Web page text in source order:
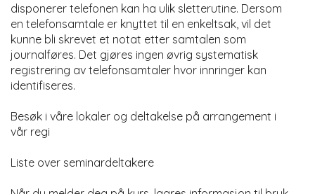
disponerer telefonen kan ha ulik sletterutine. Dersom
en telefonsamtale er knyttet til en enkeltsak, vil det
kunne bli skrevet et notat etter samtalen som
journalføres. Det gjøres ingen øvrig systematisk
registrering av telefonsamtaler hvor innringer kan
identifiseres.
Besøk i våre lokaler og deltakelse på arrangement i
vår regi
Liste over seminardeltakere